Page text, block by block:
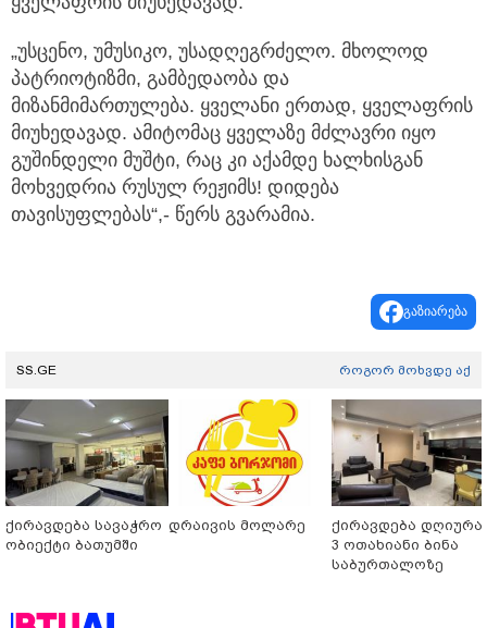
„უსცენო, უმუსიკო, უსადღეგრძელო. მხოლოდ
პატრიოტიზმი, გამბედაობა და
მიზანმიმართულება. ყველანი ერთად, ყველაფრის
მიუხედავად. ამიტომაც ყველაზე მძლავრი იყო
გუშინდელი მუშტი, რაც კი აქამდე ხალხისგან
მოხვედრია რუსულ რეჟიმს! დიდება
თავისუფლებას“,- წერს გვარამია.
გაზიარება
SS.GE როგორ მოხვდე აქ
ქირავდება სავაჭრო
ობიექტი ბათუმში
დრაივის მოლარე
ქირავდება
3 ოთახიანი ბინა
საბურთალოზე